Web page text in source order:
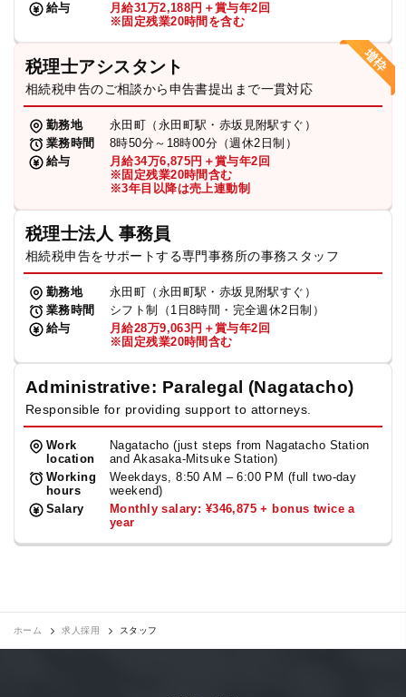
給与
月給31万2,188円＋賞与年2回
※固定残業20時間を含む
税理士アシスタント
相続税申告のご相談から申告書提出まで一貫対応
勤務地
永田町（永田町駅・赤坂見附駅すぐ）
業務時間
8時50分～18時00分（週休2日制）
給与
月給34万6,875円＋賞与年2回
※固定残業20時間含む
※3年目以降は売上連動制
税理士法人 事務員
相続税申告をサポートする専門事務所の事務スタッフ
勤務地
永田町（永田町駅・赤坂見附駅すぐ）
業務時間
シフト制（1日8時間・完全週休2日制）
給与
月給28万9,063円＋賞与年2回
※固定残業20時間含む
Administrative: Paralegal (Nagatacho)
Responsible for providing support to attorneys.
Work
location
Nagatacho (just steps from Nagatacho Station
and Akasaka-Mitsuke Station)
Working
hours
Weekdays, 8:50 AM – 6:00 PM (full two-day
weekend)
Salary
Monthly salary: ¥346,875 + bonus twice a
year
ホーム 求人採用 スタッフ